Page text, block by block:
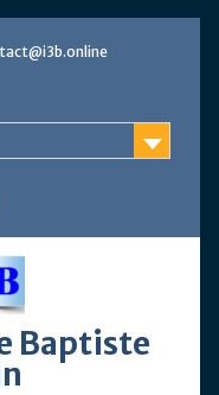
Baptiste